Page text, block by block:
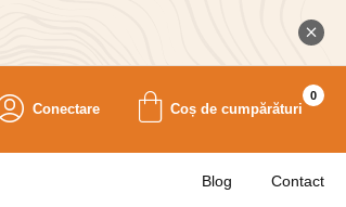
Conectare Coș de cumpărături
0
Blog Contact